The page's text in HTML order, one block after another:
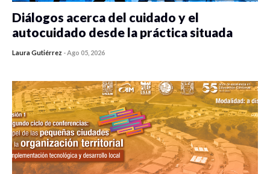
Diálogos acerca del cuidado y el
autocuidado desde la práctica situada
Laura Gutiérrez -Ago 05, 2026